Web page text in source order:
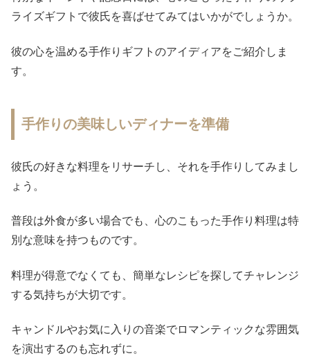
ライズギフトで彼氏を喜ばせてみてはいかがでしょうか。
彼の心を温める手作りギフトのアイディアをご紹介しま
す。
手作りの美味しいディナーを準備
彼氏の好きな料理をリサーチし、それを手作りしてみまし
ょう。
普段は外食が多い場合でも、心のこもった手作り料理は特
別な意味を持つものです。
料理が得意でなくても、簡単なレシピを探してチャレンジ
する気持ちが大切です。
キャンドルやお気に入りの音楽でロマンティックな雰囲気
を演出するのも忘れずに。